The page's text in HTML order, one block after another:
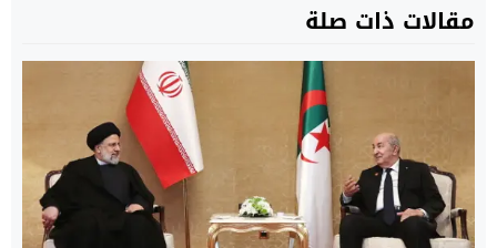
مقالات ذات صلة